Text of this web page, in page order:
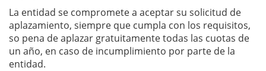
La entidad se compromete a aceptar su solicitud de
aplazamiento, siempre que cumpla con los requisitos,
so pena de aplazar gratuitamente todas las cuotas de
un año, en caso de incumplimiento por parte de la
entidad.